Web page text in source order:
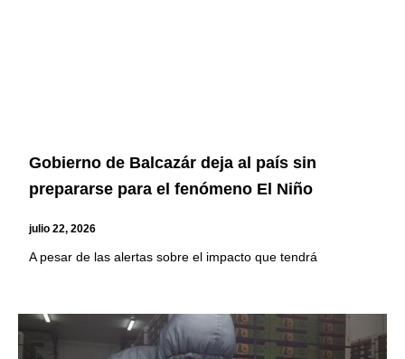
Gobierno de Balcazár deja al país sin
prepararse para el fenómeno El Niño
julio 22, 2026
A pesar de las alertas sobre el impacto que tendrá